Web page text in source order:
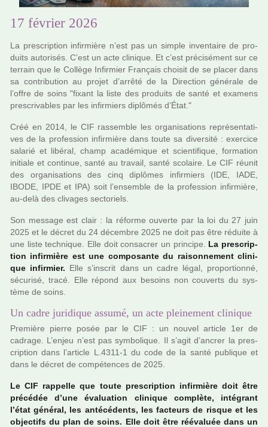
17 février 2026
La pres­crip­tion infir­mière n’est pas un simple inven­taire de pro­
duits auto­ri­sés. C’est un acte cli­ni­que. Et c’est pré­ci­sé­ment sur ce
ter­rain que le Collège Infirmier Français choi­sit de se placer dans
sa contri­bu­tion au projet d’arrêté de la Direction géné­rale de
l’offre de soins "fixant la liste des pro­duits de santé et exa­mens
pres­cri­va­bles par les infir­miers diplô­més d’État."
Créé en 2014, le CIF ras­sem­ble les orga­ni­sa­tions repré­sen­ta­ti­
ves de la pro­fes­sion infir­mière dans toute sa diver­sité : exer­cice
sala­rié et libé­ral, champ aca­dé­mi­que et scien­ti­fi­que, for­ma­tion
ini­tiale et conti­nue, santé au tra­vail, santé sco­laire. Le CIF réunit
des orga­ni­sa­tions des cinq diplô­mes infir­miers (IDE, IADE,
IBODE, IPDE et IPA) soit l’ensem­ble de la pro­fes­sion infir­mière,
au-delà des cli­va­ges sec­to­riels.
Son mes­sage est clair : la réforme ouverte par la loi du 27 juin
2025 et le décret du 24 décem­bre 2025 ne doit pas être réduite à
une liste tech­ni­que. Elle doit consa­crer un prin­cipe. La pres­crip­
tion infir­mière est une com­po­sante du rai­son­ne­ment cli­ni­
que infir­mier. Elle s’ins­crit dans un cadre légal, pro­por­tionné,
sécu­risé, tracé. Elle répond aux besoins non cou­verts du sys­
tème de soins.
Un cadre juridique assumé, un acte pleinement clinique
Première pierre posée par le CIF : un nouvel arti­cle 1er de
cadrage. L’enjeu n’est pas sym­bo­li­que. Il s’agit d’ancrer la pres­
crip­tion dans l’arti­cle L.4311-1 du code de la santé publi­que et
dans le décret de com­pé­ten­ces de 2025.
Le CIF rap­pelle que toute pres­crip­tion infir­mière doit être
pré­cé­dée d’une évaluation cli­ni­que com­plète, inté­grant
l’état géné­ral, les anté­cé­dents, les fac­teurs de risque et les
objec­tifs du plan de soins. Elle doit être réé­va­luée dans un